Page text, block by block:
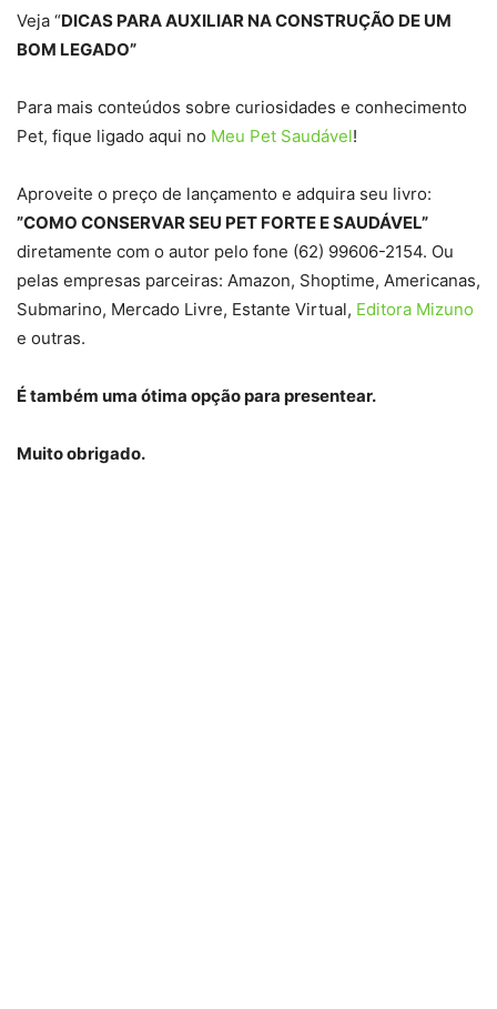
Veja “DICAS PARA AUXILIAR NA CONSTRUÇÃO DE UM
BOM LEGADO”
Para mais conteúdos sobre curiosidades e conhecimento
Pet, fique ligado aqui no Meu Pet Saudável!
Aproveite o preço de lançamento e adquira seu livro:
”COMO CONSERVAR SEU PET FORTE E SAUDÁVEL”
diretamente com o autor pelo fone (62) 99606-2154. Ou
pelas empresas parceiras: Amazon, Shoptime, Americanas,
Submarino, Mercado Livre, Estante Virtual, Editora Mizuno
e outras.
É também uma ótima opção para presentear.
Muito obrigado.